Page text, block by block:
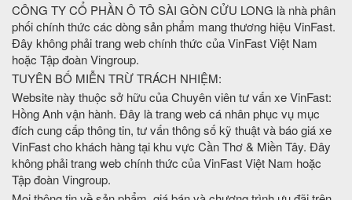
CÔNG TY CỔ PHẦN Ô TÔ SÀI GÒN CỬU LONG là nhà phân
phối chính thức các dòng sản phẩm mang thương hiệu VinFast.
Đây không phải trang web chính thức của VinFast Việt Nam
hoặc Tập đoàn Vingroup.
TUYÊN BỐ MIỄN TRỪ TRÁCH NHIỆM:
Website này thuộc sở hữu của Chuyên viên tư vấn xe VinFast:
Hồng Anh vận hành. Đây là trang web cá nhân phục vụ mục
đích cung cấp thông tin, tư vấn thông số kỹ thuật và báo giá xe
VinFast cho khách hàng tại khu vực Cần Thơ & Miền Tây. Đây
không phải trang web chính thức của VinFast Việt Nam hoặc
Tập đoàn Vingroup.